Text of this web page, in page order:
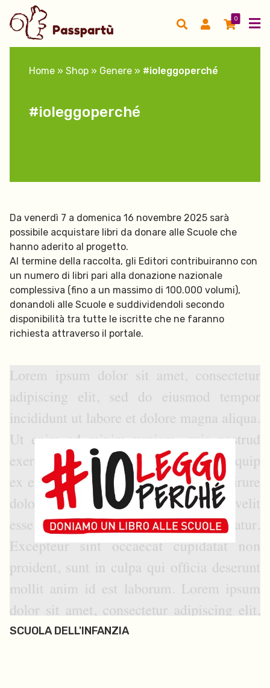
0
Home » Shop » Genere » #ioleggoperché
#ioleggoperché
Da venerdì 7 a domenica 16 novembre 2025 sarà
possibile acquistare libri da donare alle Scuole che
hanno aderito al progetto.
Al termine della raccolta, gli Editori contribuiranno con
un numero di libri pari alla donazione nazionale
complessiva (fino a un massimo di 100.000 volumi),
donandoli alle Scuole e suddividendoli secondo
disponibilità tra tutte le iscritte che ne faranno
richiesta attraverso il portale.
SCUOLA DELL'INFANZIA